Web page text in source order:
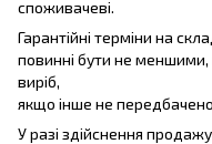
споживачеві.
Гарантійні терміни на
повинні бути не меншими,
виріб,
якщо інше не
У разі здійснення